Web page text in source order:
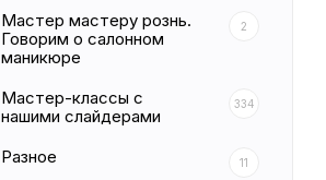
Мастер мастеру рознь.
Говорим о салонном
маникюре
2
Мастер-классы с
нашими слайдерами
334
Разное 11